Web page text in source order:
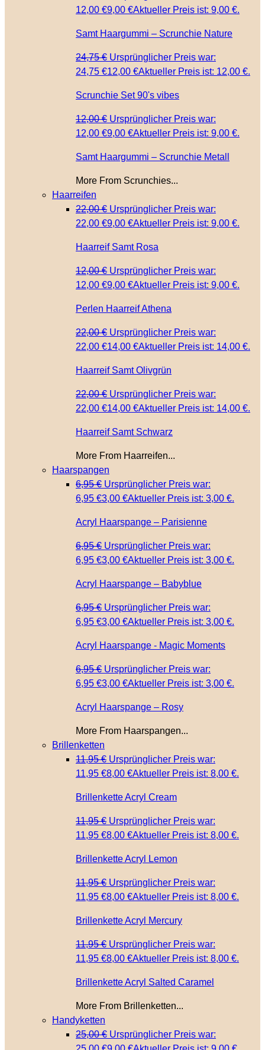
12,00 €9,00 €Aktueller Preis ist: 9,00 €.
Samt Haargummi – Scrunchie Nature
24,75€ Ursprünglicher Preis war:
24,75 €12,00 €Aktueller Preis ist: 12,00 €.
Scrunchie Set 90's vibes
12,00€ Ursprünglicher Preis war:
12,00 €9,00 €Aktueller Preis ist: 9,00 €.
Samt Haargummi – Scrunchie Metall
More From Scrunchies...
Haarreifen
22,00€ Ursprünglicher Preis war:
22,00 €9,00 €Aktueller Preis ist: 9,00 €.
Haarreif Samt Rosa
12,00€ Ursprünglicher Preis war:
12,00 €9,00 €Aktueller Preis ist: 9,00 €.
Perlen Haarreif Athena
22,00€ Ursprünglicher Preis war:
22,00 €14,00 €Aktueller Preis ist: 14,00 €.
Haarreif Samt Olivgrün
22,00€ Ursprünglicher Preis war:
22,00 €14,00 €Aktueller Preis ist: 14,00 €.
Haarreif Samt Schwarz
More From Haarreifen...
Haarspangen
6,95€ Ursprünglicher Preis war:
6,95 €3,00 €Aktueller Preis ist: 3,00 €.
Acryl Haarspange – Parisienne
6,95€ Ursprünglicher Preis war:
6,95 €3,00 €Aktueller Preis ist: 3,00 €.
Acryl Haarspange – Babyblue
6,95€ Ursprünglicher Preis war:
6,95 €3,00 €Aktueller Preis ist: 3,00 €.
Acryl Haarspange - Magic Moments
6,95€ Ursprünglicher Preis war:
6,95 €3,00 €Aktueller Preis ist: 3,00 €.
Acryl Haarspange – Rosy
More From Haarspangen...
Brillenketten
11,95€ Ursprünglicher Preis war:
11,95 €8,00 €Aktueller Preis ist: 8,00 €.
Brillenkette Acryl Cream
11,95€ Ursprünglicher Preis war:
11,95 €8,00 €Aktueller Preis ist: 8,00 €.
Brillenkette Acryl Lemon
11,95€ Ursprünglicher Preis war:
11,95 €8,00 €Aktueller Preis ist: 8,00 €.
Brillenkette Acryl Mercury
11,95€ Ursprünglicher Preis war:
11,95 €8,00 €Aktueller Preis ist: 8,00 €.
Brillenkette Acryl Salted Caramel
More From Brillenketten...
Handyketten
25,00€ Ursprünglicher Preis war: